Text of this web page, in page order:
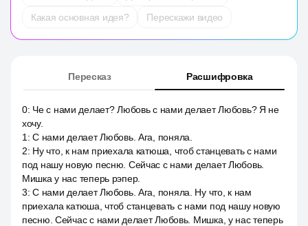
Какая основная идея?
Перескажи видео
Пересказ Расшифровка
0: Че с нами делает? Любовь с нами делает Любовь? Я не
хочу.
1 :С нами делает Любовь. Ага, поняла.
2: Ну что, к нам приехала катюша, чтоб станцевать с нами
под нашу новую песню. Сейчас с нами делает Любовь.
Мишка у нас теперь рэпер.
3:С нами делает Любовь. Ага, поняла. Ну что, к нам
приехала катюша, чтоб станцевать с нами под нашу новую
песню. Сейчас с нами делает Любовь. Мишка, у нас теперь